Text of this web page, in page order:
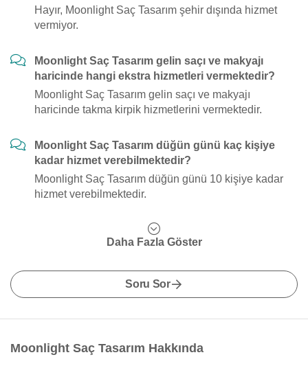
Hayır, Moonlight Saç Tasarım şehir dışında hizmet
vermiyor.
Moonlight Saç Tasarım gelin saçı ve makyajı
haricinde hangi ekstra hizmetleri vermektedir?
Moonlight Saç Tasarım gelin saçı ve makyajı
haricinde takma kirpik hizmetlerini vermektedir.
Moonlight Saç Tasarım düğün günü kaç kişiye
kadar hizmet verebilmektedir?
Moonlight Saç Tasarım düğün günü 10 kişiye kadar
hizmet verebilmektedir.
Daha Fazla Göster
Soru Sor
Moonlight Saç Tasarım Hakkında